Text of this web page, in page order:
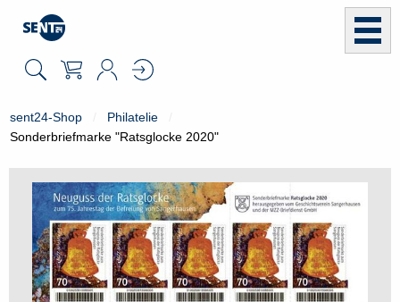
sent24-Shop
Philatelie
Sonderbriefmarke "Ratsglocke 2020"